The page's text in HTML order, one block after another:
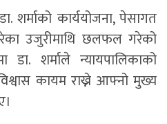
शर्माको कार्ययोजना, पेसागत
उजुरीमाथि छलफल गरेको
शर्माले न्यायपालिकाको
कायम राख्ने आफ्नो मुख्य